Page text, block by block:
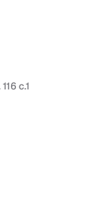
с.1